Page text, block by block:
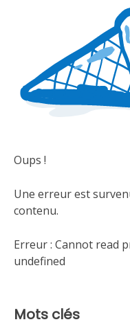
Oups !
Une erreur est
contenu.
Erreur : Cannot read
undefined
Mots clés